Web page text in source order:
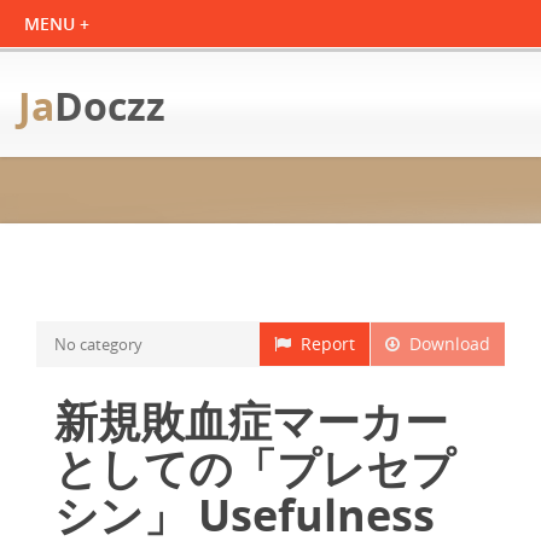
JaDoczz
Download
Report
No category
新規敗血症マーカー
としての「プレセプ
シン」 Usefulness